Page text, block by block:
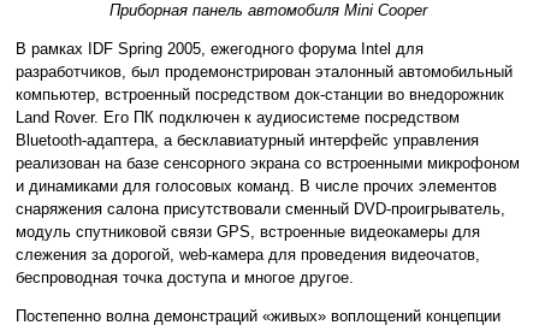
Приборная панель автомобиля Mini Cooper
В рамках IDF Spring 2005, ежегодного форума Intel для
разработчиков, был продемонстрирован эталонный автомобильный
компьютер, встроенный посредством док-станции во внедорожник
Land Rover. Его ПК подключен к аудиосистеме посредством
Bluetooth-адаптера, а бесклавиатурный интерфейс управления
реализован на базе сенсорного экрана со встроенными микрофоном
и динамиками для голосовых команд. В числе прочих элементов
снаряжения салона присутствовали сменный DVD-проигрыватель,
модуль спутниковой связи GPS, встроенные видеокамеры для
слежения за дорогой, web-камера для проведения видеочатов,
беспроводная точка доступа и многое другое.
Постепенно волна демонстраций «живых» воплощений концепции